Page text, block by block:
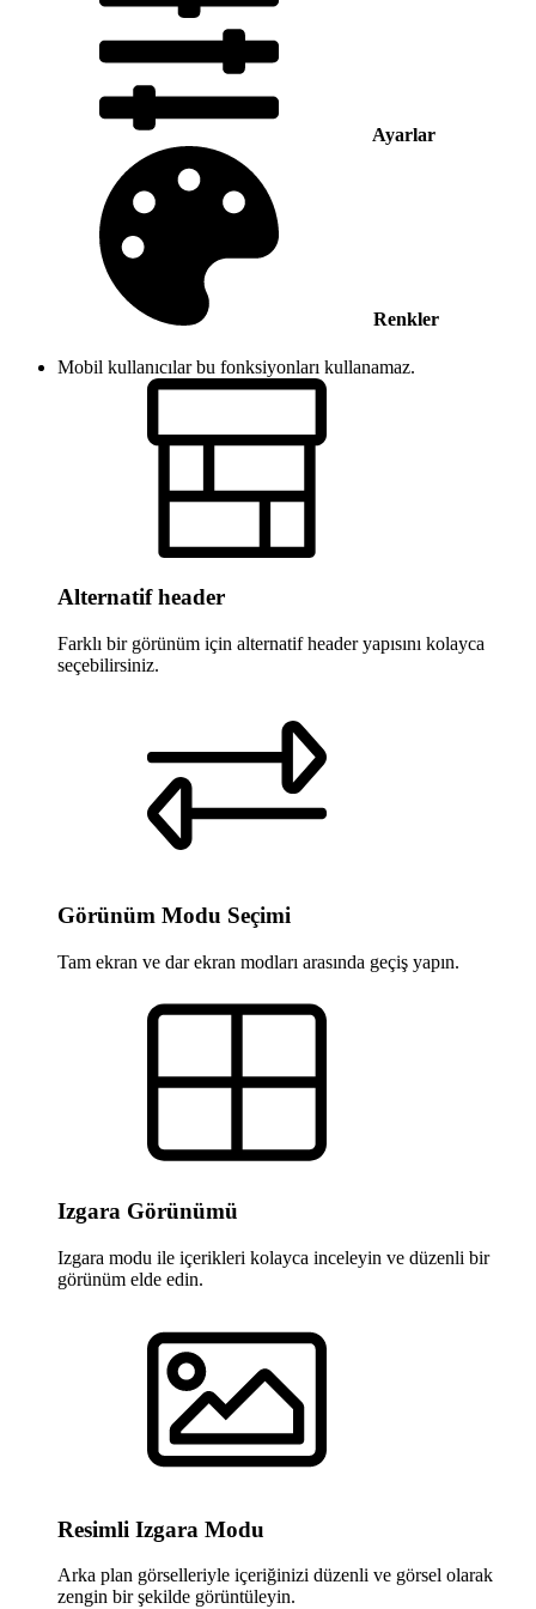
Ayarlar
Renkler
Mobil kullanıcılar bu fonksiyonları kullanamaz.
Alternatif header
Farklı bir görünüm için alternatif header yapısını kolayca
seçebilirsiniz.
Görünüm Modu Seçimi
Tam ekran ve dar ekran modları arasında geçiş yapın.
Izgara Görünümü
Izgara modu ile içerikleri kolayca inceleyin ve düzenli bir
görünüm elde edin.
Resimli Izgara Modu
Arka plan görselleriyle içeriğinizi düzenli ve görsel olarak
zengin bir şekilde görüntüleyin.